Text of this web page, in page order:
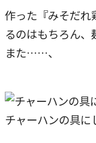
作った『みそだれ
るのはもちろん、
また……、
チャーハンの具